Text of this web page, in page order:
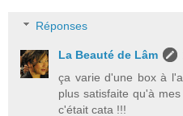
Réponses
La Beauté de Lâm
ça varie d'une box à
plus satisfaite qu'à
c'était cata !!!